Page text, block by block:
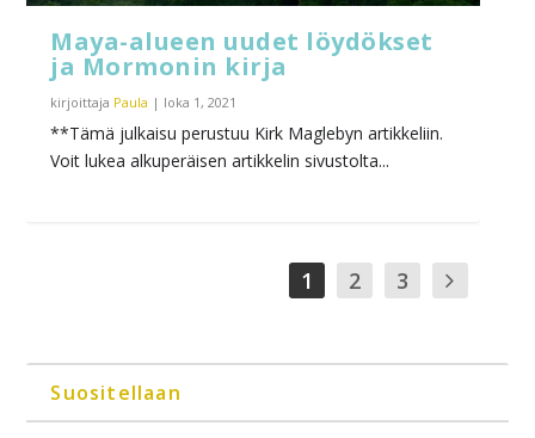
Maya-alueen uudet löydökset
ja Mormonin kirja
kirjoittaja Paula | loka 1, 2021
**Tämä julkaisu perustuu Kirk Maglebyn artikkeliin.
Voit lukea alkuperäisen artikkelin sivustolta...
1 2 3
Suositellaan